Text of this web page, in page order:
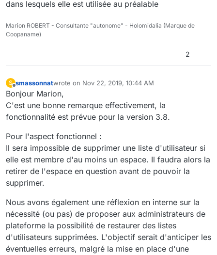
dans lesquels elle est utilisée au préalable
Marion ROBERT - Consultante "autonome" - Holomidalia (Marque de
Coopaname)
2
S
Offline
smassonnatwrote on Nov 22, 2019, 10:44 AM
last edited by
Bonjour Marion,
C'est une bonne remarque effectivement, la
fonctionnalité est prévue pour la version 3.8.
Pour l'aspect fonctionnel :
Il sera impossible de supprimer une liste d'utilisateur si
elle est membre d'au moins un espace. Il faudra alors la
retirer de l'espace en question avant de pouvoir la
supprimer.
Nous avons également une réflexion en interne sur la
nécessité (ou pas) de proposer aux administrateurs de
plateforme la possibilité de restaurer des listes
d'utilisateurs supprimées. L'objectif serait d'anticiper les
éventuelles erreurs, malgré la mise en place d'une